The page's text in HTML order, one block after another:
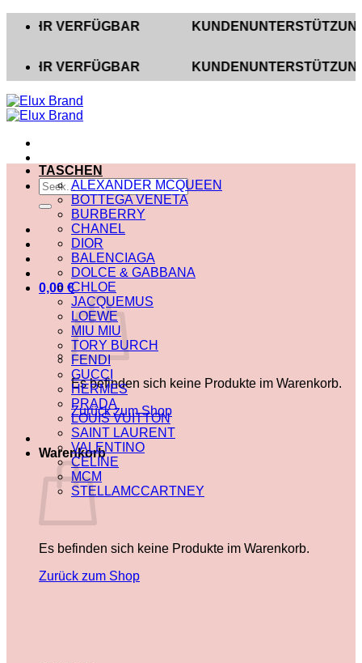
Inhalt
VERFÜGBAR KUNDENUNTERSTÜTZUNG AUF
VERFÜGBAR KUNDENUNTERSTÜTZUNG AUF
Suche
nach:
0,00 €
Es befinden sich keine Produkte im Warenkorb.
Zurück zum Shop
Warenkorb
Es befinden sich keine Produkte im Warenkorb.
Zurück zum Shop
TASCHEN
ALEXANDER MCQUEEN
BOTTEGA VENETA
BURBERRY
CHANEL
DIOR
BALENCIAGA
DOLCE & GABBANA
CHLOE
JACQUEMUS
LOEWE
MIU MIU
TORY BURCH
FENDI
GUCCI
HERMES
PRADA
LOUIS VUITTON
SAINT LAURENT
VALENTINO
CELINE
MCM
STELLAMCCARTNEY